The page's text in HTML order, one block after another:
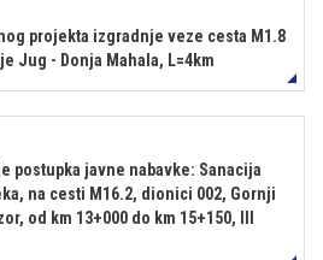
projekta izgradnje veze cesta M1.8
Jug - Donja Mahala, L=4km
postupka javne nabavke: Sanacija
na cesti M16.2, dionici 002, Gornji
od km 13+000 do km 15+150, III